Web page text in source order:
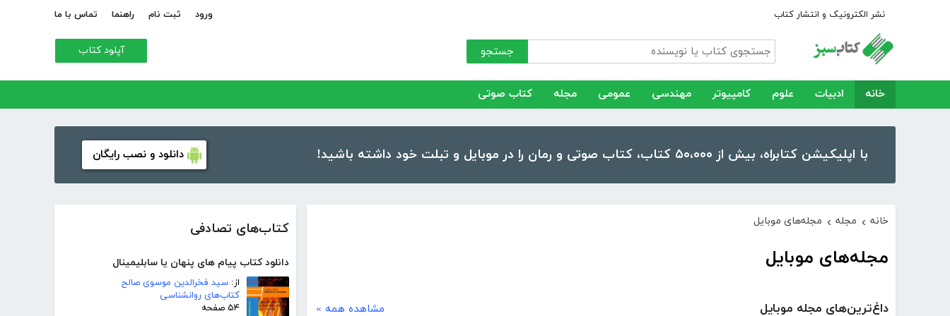
نشر الکترونیک و انتشار کتاب ورود ثبت نام راهنما تماس با ما
جستجو آپلود کتاب
خانه ادبیات علوم کامپیوتر مهندسی عمومی مجله کتاب صوتی
با اپلیکیشن کتابراه، بیش از ۵۰،۰۰۰ کتاب، کتاب صوتی و رمان را در موبایل و تبلت خود داشته باشید! دانلود و نصب رایگان
کتاب‌های تصادفی
دانلود کتاب پیام های پنهان یا سابلیمینال
از: سید فخرالدین موسوی صالح
کتاب‌های روانشناسی
۵۴ صفحه
خانه › مجله › مجله‌های موبایل
مجله‌های موبایل
داغ‌ترین‌های مجله موبایل مشاهده همه »